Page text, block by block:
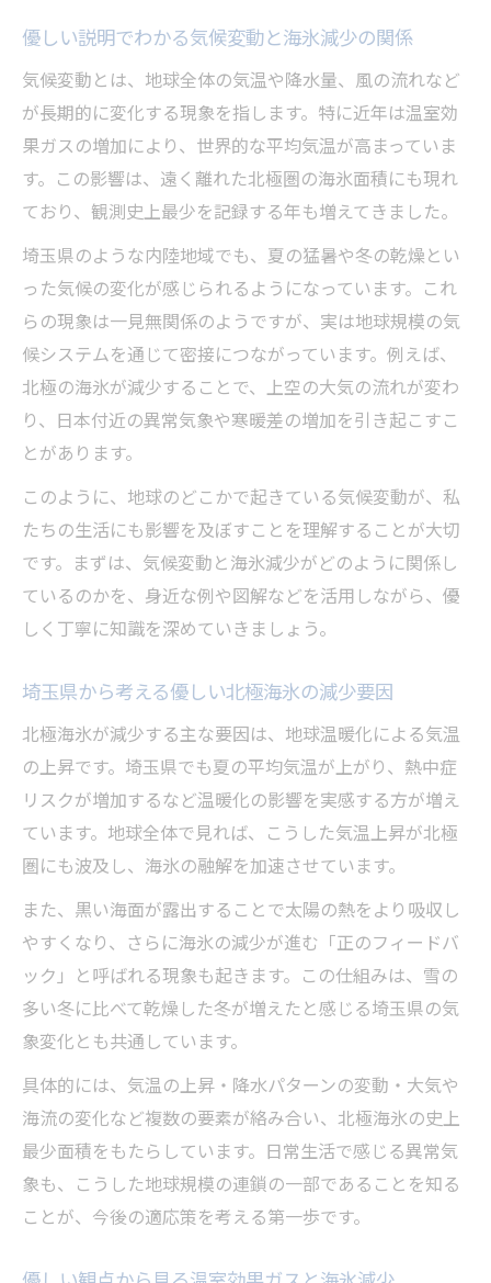
優しい説明でわかる気候変動と海氷減少の関係
気候変動とは、地球全体の気温や降水量、風の流れなど
が長期的に変化する現象を指します。特に近年は温室効
果ガスの増加により、世界的な平均気温が高まっていま
す。この影響は、遠く離れた北極圏の海氷面積にも現れ
ており、観測史上最少を記録する年も増えてきました。
埼玉県のような内陸地域でも、夏の猛暑や冬の乾燥とい
った気候の変化が感じられるようになっています。これ
らの現象は一見無関係のようですが、実は地球規模の気
候システムを通じて密接につながっています。例えば、
北極の海氷が減少することで、上空の大気の流れが変わ
り、日本付近の異常気象や寒暖差の増加を引き起こすこ
とがあります。
このように、地球のどこかで起きている気候変動が、私
たちの生活にも影響を及ぼすことを理解することが大切
です。まずは、気候変動と海氷減少がどのように関係し
ているのかを、身近な例や図解などを活用しながら、優
しく丁寧に知識を深めていきましょう。
埼玉県から考える優しい北極海氷の減少要因
北極海氷が減少する主な要因は、地球温暖化による気温
の上昇です。埼玉県でも夏の平均気温が上がり、熱中症
リスクが増加するなど温暖化の影響を実感する方が増え
ています。地球全体で見れば、こうした気温上昇が北極
圏にも波及し、海氷の融解を加速させています。
また、黒い海面が露出することで太陽の熱をより吸収し
やすくなり、さらに海氷の減少が進む「正のフィードバ
ック」と呼ばれる現象も起きます。この仕組みは、雪の
多い冬に比べて乾燥した冬が増えたと感じる埼玉県の気
象変化とも共通しています。
具体的には、気温の上昇・降水パターンの変動・大気や
海流の変化など複数の要素が絡み合い、北極海氷の史上
最少面積をもたらしています。日常生活で感じる異常気
象も、こうした地球規模の連鎖の一部であることを知る
ことが、今後の適応策を考える第一歩です。